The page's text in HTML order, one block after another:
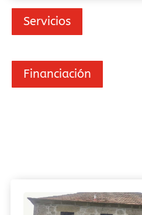
Servicios
Financiación